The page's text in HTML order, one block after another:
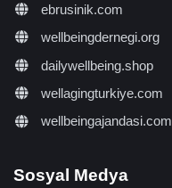
ebrusinik.com
wellbeingdernegi.org
dailywellbeing.shop
wellagingturkiye.com
wellbeingajandasi.com
Sosyal Medya